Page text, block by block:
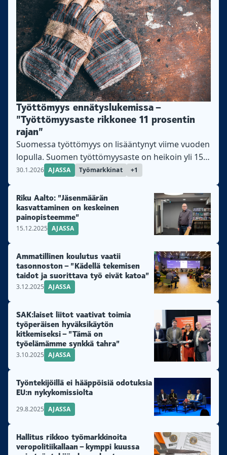
Työttömyys ennätyslukemissa –
”Työttömyysaste rikkonee 11 prosentin
rajan”
Suomessa työttömyys on lisääntynyt viime vuoden
lopulla. Suomen työttömyysaste on heikoin yli 15
vuoteen.
30.1.2026 AJASSA Työmarkkinat +1
Riku Aalto: ”Jäsenmäärän
kasvattaminen on keskeinen
painopisteemme”
15.12.2025 AJASSA
Ammatillinen koulutus vaatii
tasonnoston – ”Kädellä tekemisen
taidot ja suorittava työ eivät katoa”
3.12.2025 AJASSA
SAK:laiset liitot vaativat toimia
työperäisen hyväksikäytön
kitkemiseksi – ”Tämä on
työelämämme synkkä tahra”
3.10.2025 AJASSA
Työntekijöillä ei hääppöisiä odotuksia
EU:n nykykomissiolta
29.8.2025 AJASSA
Hallitus rikkoo työmarkkinoita
veropolitiikallaan – kymppi kuussa